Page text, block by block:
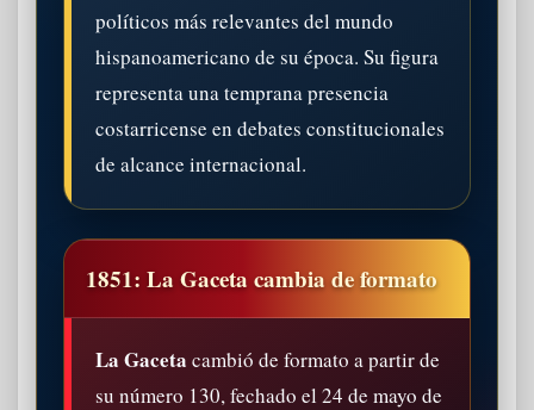
políticos más relevantes del mundo
hispanoamericano de su época. Su figura
representa una temprana presencia
costarricense en debates constitucionales
de alcance internacional.
1851: La Gaceta cambia de formato
La Gaceta cambió de formato a partir de
su número 130, fechado el 24 de mayo de